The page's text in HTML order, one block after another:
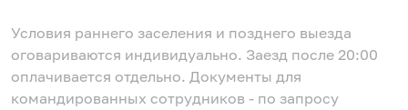
Условия раннего заселения и позднего выезда
оговариваются индивидуально. Заезд после 20:00
оплачивается отдельно. Документы для
командированных сотрудников - по запросу